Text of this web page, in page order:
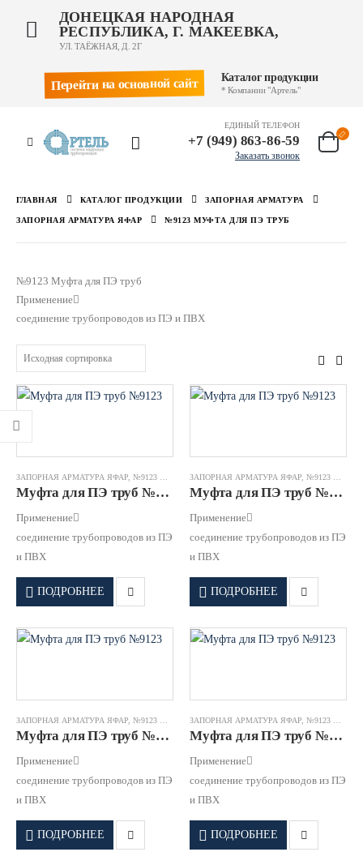
ДОНЕЦКАЯ НАРОДНАЯ
РЕСПУБЛИКА, Г. МАКЕЕВКА,
УЛ. ТАЁЖНАЯ, Д. 2Г
Перейти на основной сайт Каталог продукции
* Компании "Артель"
ЕДИНЫЙ ТЕЛЕФОН
+7 (949) 863-86-59
Заказать звонок
ГЛАВНАЯ КАТАЛОГ ПРОДУКЦИИ ЗАПОРНАЯ АРМАТУРА
ЗАПОРНАЯ АРМАТУРА ЯФАР №9123 МУФТА ДЛЯ ПЭ ТРУБ
№9123 Муфта для ПЭ труб
Применение
соединение трубопроводов из ПЭ и ПВХ
ЗАПОРНАЯ АРМАТУРА ЯФАР №9123 МУФТА ДЛЯ ПЭ ТРУБ
Муфта для ПЭ труб №9123 DN0050/0063 PN16 GGG50 EPDM JAFAR
Применение
соединение трубопроводов из ПЭ
и ПВХ
ПОДРОБНЕЕ
ЗАПОРНАЯ АРМАТУРА ЯФАР №9123 МУФТА ДЛЯ ПЭ ТРУБ
Муфта для ПЭ труб №9123 DN0100/0110 PN16 GGG50 EPDM JAFAR
Применение
соединение трубопроводов из ПЭ
и ПВХ
ПОДРОБНЕЕ
ЗАПОРНАЯ АРМАТУРА ЯФАР №9123 МУФТА ДЛЯ ПЭ ТРУБ
Муфта для ПЭ труб №9123 DN0150/0160 PN16 GGG50 EPDM JAFAR
Применение
соединение трубопроводов из ПЭ
и ПВХ
ПОДРОБНЕЕ
ЗАПОРНАЯ АРМАТУРА ЯФАР №9123 МУФТА ДЛЯ ПЭ ТРУБ
Муфта для ПЭ труб №9123 DN0200/0225 PN16 GGG50 EPDM JAFAR
Применение
соединение трубопроводов из ПЭ
и ПВХ
ПОДРОБНЕЕ